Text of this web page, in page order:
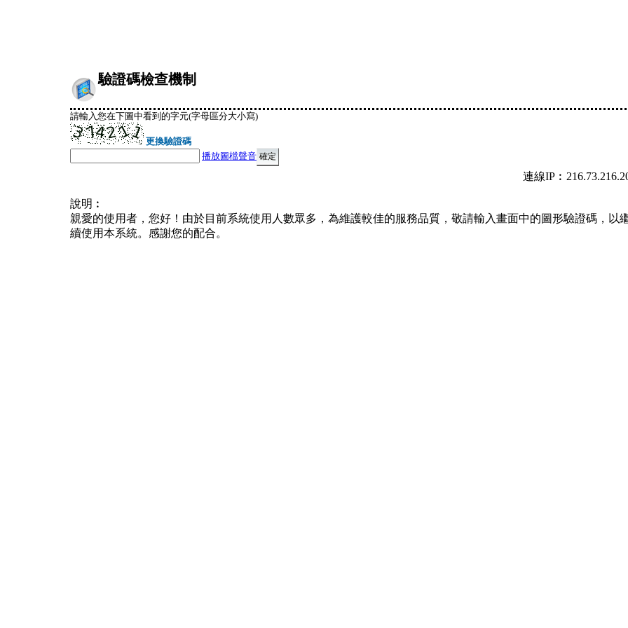
驗證碼檢查機制
請輸入您在下圖中看到的字元(字母區分大小寫)
更換驗證碼
播放圖檔聲音
連線
說明︰
親愛的使用者，您好！由於目前系統使用人數眾多，為維護較佳的服務品質，敬請輸入畫面中的圖形驗證碼，以
續使用本系統。感謝您的配合。